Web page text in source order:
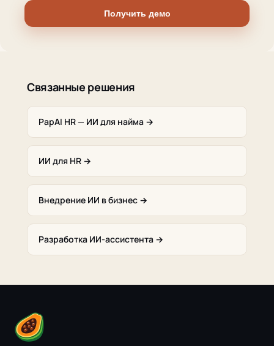
Получить демо
Связанные решения
PapAI HR — ИИ для найма →
ИИ для HR →
Внедрение ИИ в бизнес →
Разработка ИИ-ассистента →